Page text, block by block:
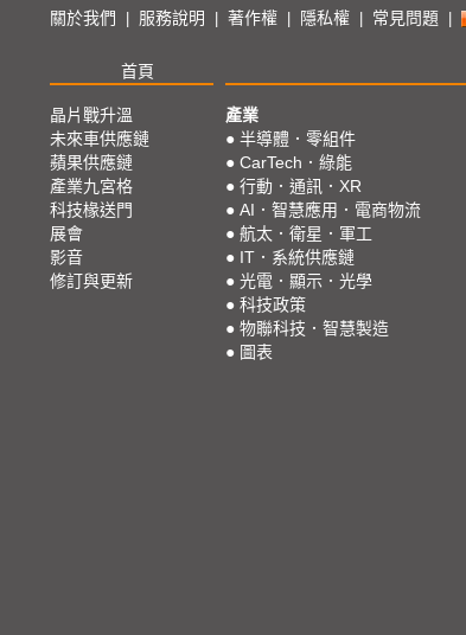
關於我們 服務說明 著作權 隱私權 常見問題
首頁
晶片戰升溫
未來車供應鏈
蘋果供應鏈
產業九宮格
科技椽送門
展會
影音
修訂與更新
產業
● 半導體．零組件
● CarTech．綠能
● 行動．通訊．XR
● AI．智慧應用．電商物流
● 航太．衛星．軍工
● IT．系統供應鏈
● 光電．顯示．光學
● 科技政策
● 物聯科技．智慧製造
● 圖表